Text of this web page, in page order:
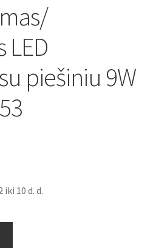
LED
piešiniu 9W
10 d. d.